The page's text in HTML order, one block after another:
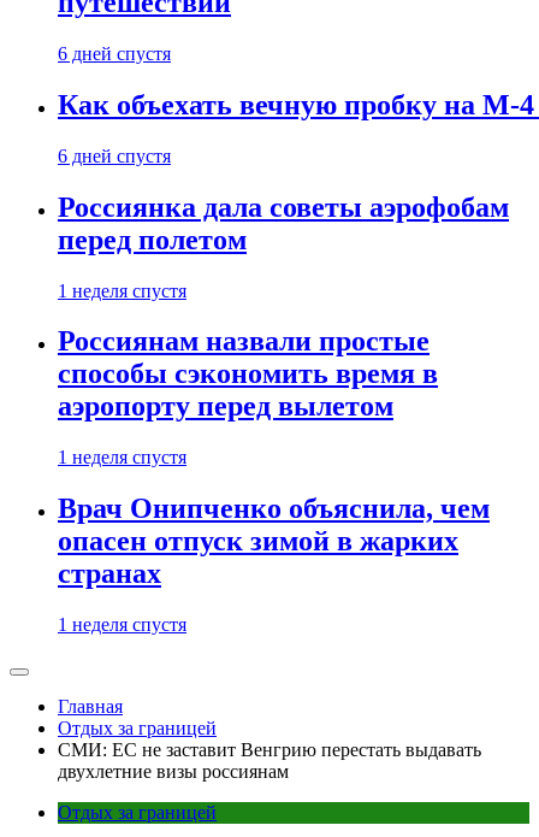
6 дней спустя
Как объехать вечную пробку на М-
6 дней спустя
Россиянка дала советы аэрофобам
перед полетом
1 неделя спустя
Россиянам назвали простые
способы сэкономить время в
аэропорту перед вылетом
1 неделя спустя
Врач Онипченко объяснила, чем
опасен отпуск зимой в жарких
странах
1 неделя спустя
Главная
Отдых за границей
СМИ: ЕС не заставит Венгрию перестать выдавать
двухлетние визы россиянам
Отдых за границей